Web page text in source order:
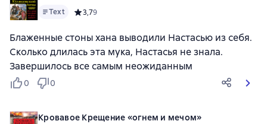
Text Средний рейтинг 3,7 на основе 9 оценок
3,79
Блаженные стоны хана выводили Настасью из себя.
Сколько длилась эта мука, Настасья не знала.
Завершилось все самым неожиданным
0 0
Кровавое Крещение «огнем и мечом»